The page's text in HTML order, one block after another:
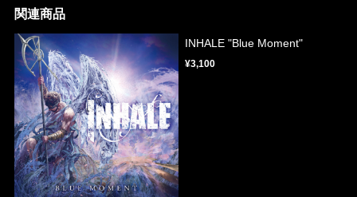
関連商品
INHALE "Blue Moment"
¥3,100